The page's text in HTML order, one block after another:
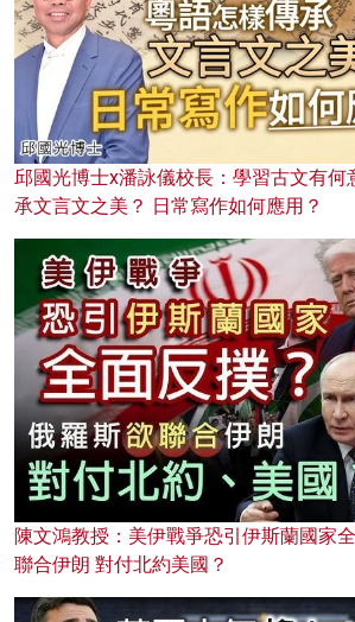
邱國光博士x潘詠儀校長：學習古文有何
承文言文之美？ 日常寫作如何應用？
陳文鴻教授：美伊戰爭恐引伊斯蘭國家
聯合伊朗 對付北約美國？